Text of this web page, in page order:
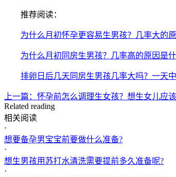
推荐阅读：
为什么月初怀孕更容易生男孩？几率大的原
为什么月初同房生男孩？几率高的原因是什
排卵日后几天同房生男孩几率大吗？一天
上一篇：怀孕前怎么调理生女孩？想生女儿应该
Related reading
相关阅读
·
想要备孕男宝宝前要做什么准备?
·
想生男孩用苏打水清洗需要提前多久准备呢?
·